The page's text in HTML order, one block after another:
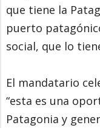
que tiene la
puerto
social, que lo
El mandatario
“esta es una
Patagonia y